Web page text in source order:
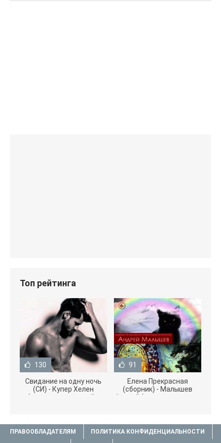
Топ рейтинга
130
Свидание на одну ночь
(СИ) - Купер Хелен
(читать книги онлайн
91
Елена Прекрасная
(сборник) - Малышев
Андрей (книги полностью
ПРАВООБЛАДАТЕЛЯМ ПОЛИТИКА КОНФИДЕНЦИАЛЬНОСТИ